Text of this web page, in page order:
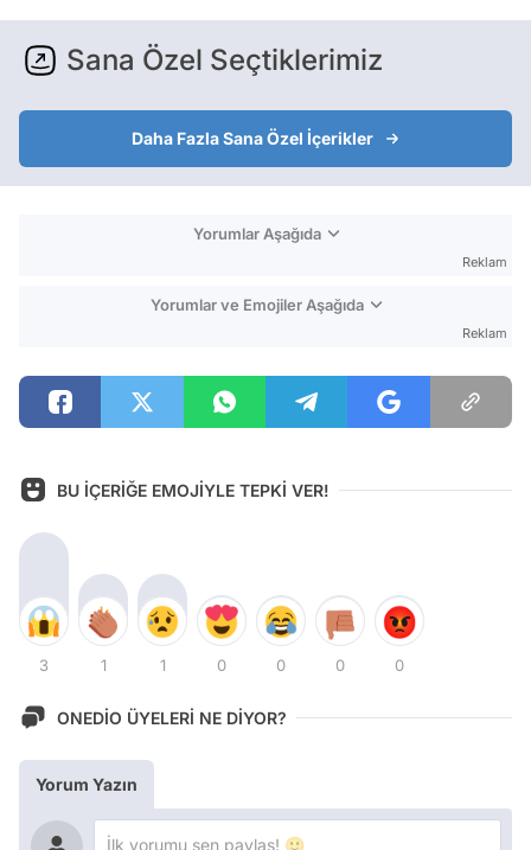
Sana Özel Seçtiklerimiz
Daha Fazla Sana Özel İçerikler
Yorumlar Aşağıda
Reklam
Yorumlar ve Emojiler Aşağıda
Reklam
BU İÇERİĞE EMOJİYLE TEPKİ VER!
3 1 1 0 0 0 0
ONEDİO ÜYELERİ NE DİYOR?
Yorum Yazın